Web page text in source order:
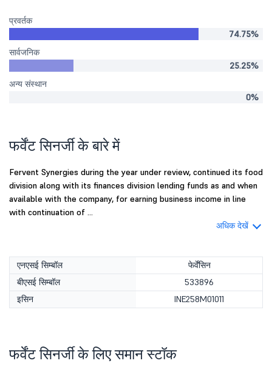
प्रवर्तक
74.75%
सार्वजनिक
25.25%
अन्य संस्थान
0%
फर्वेंट सिनर्जी के बारे में
Fervent Synergies during the year under review, continued its food
division along with its finances division lending funds as and when
available with the company, for earning business income in line
with continuation of ...
अधिक देखें
एनएसई सिम्बॉल
फेर्वेंसिन
बीएसई सिम्बॉल
533896
इसिन
INE258M01011
फर्वेंट सिनर्जी के लिए समान स्टॉक